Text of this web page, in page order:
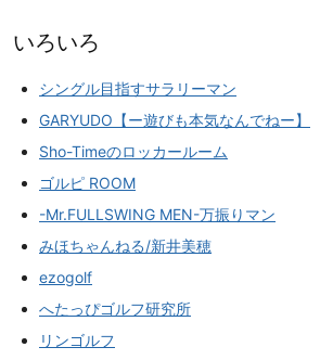
いろいろ
シングル目指すサラリーマン
GARYUDO【ー遊びも本気なんでねー】
Sho-Timeのロッカールーム
ゴルピ ROOM
-Mr.FULLSWING MEN-万振りマン
みほちゃんねる/新井美穂
ezogolf
へたっぴゴルフ研究所
リンゴルフ